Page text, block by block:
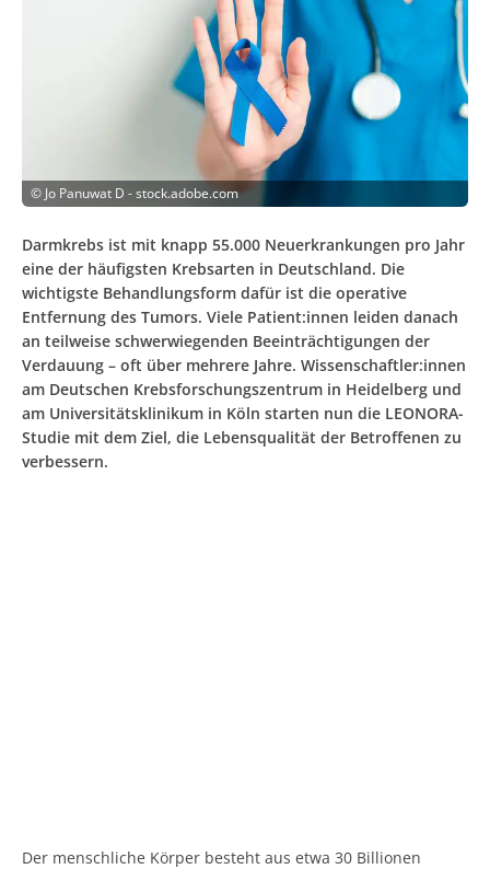
© Jo Panuwat D - stock.adobe.com
Darmkrebs ist mit knapp 55.000 Neuerkrankungen pro Jahr
eine der häufigsten Krebsarten in Deutschland. Die
wichtigste Behandlungsform dafür ist die operative
Entfernung des Tumors. Viele Patient:innen leiden danach
an teilweise schwerwiegenden Beeinträchtigungen der
Verdauung – oft über mehrere Jahre. Wissenschaftler:innen
am Deutschen Krebsforschungszentrum in Heidelberg und
am Universitätsklinikum in Köln starten nun die LEONORA-
Studie mit dem Ziel, die Lebensqualität der Betroffenen zu
verbessern.
Der menschliche Körper besteht aus etwa 30 Billionen